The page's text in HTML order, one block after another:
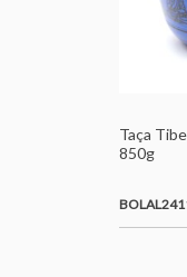
Taça
850g